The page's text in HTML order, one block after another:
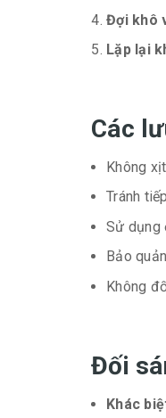
Đợi khô
Lặp lại
Các
Không
Tránh
Sử dụng
Bảo
Không
Đối
Khác